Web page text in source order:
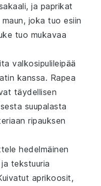
, ja paprikat
, joka tuo esiin
tuo mukavaa
valkosipulileipää
kanssa. Rapea
täydellisen
suupalasta
ripauksen
hedelmäinen
tekstuuria
aprikoosit,